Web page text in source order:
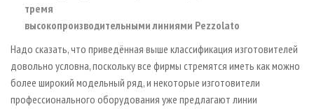
тремя
высокопроизводительными линиями Pezzolato
Надо сказать, что приведённая выше классификация изготовителей
довольно условна, поскольку все фирмы стремятся иметь как можно
более широкий модельный ряд, и некоторые изготовители
профессионального оборудования уже предлагают линии